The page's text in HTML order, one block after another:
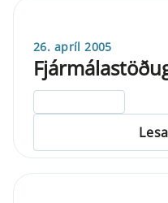
26. apríl 2005